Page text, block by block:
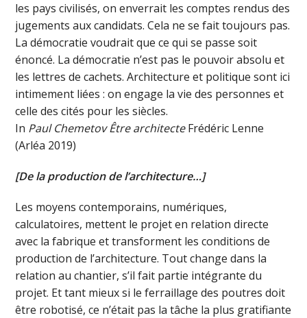
les pays civilisés, on enverrait les comptes rendus des
jugements aux candidats. Cela ne se fait toujours pas.
La démocratie voudrait que ce qui se passe soit
énoncé. La démocratie n’est pas le pouvoir absolu et
les lettres de cachets. Architecture et politique sont ici
intimement liées : on engage la vie des personnes et
celle des cités pour les siècles.
In Paul Chemetov Être architecteFrédéric Lenne
(Arléa 2019)
[De la production de l’architecture…]
Les moyens contemporains, numériques,
calculatoires, mettent le projet en relation directe
avec la fabrique et transforment les conditions de
production de l’architecture. Tout change dans la
relation au chantier, s’il fait partie intégrante du
projet. Et tant mieux si le ferraillage des poutres doit
être robotisé, ce n’était pas la tâche la plus gratifiante